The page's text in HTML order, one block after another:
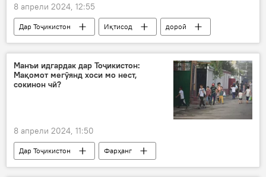
8 апрели 2024, 12:55
Дар Тоҷикистон Иқтисод
дороӣ
саҳми бузург
ҷашн
Манъи идгардак дар Тоҷикистон:
Мақомот мегӯянд хоси мо нест,
сокинон чӣ?
8 апрели 2024, 11:50
Дар Тоҷикистон
Фарҳанг
Иди Фитр
Рамазон
идгардак